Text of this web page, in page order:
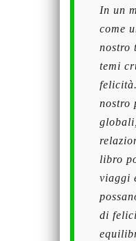
In un
come
nostro
temi
nostro
libro
viaggi
di